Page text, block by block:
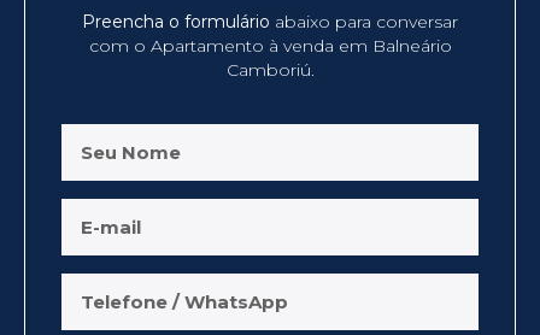
Preencha o formulário abaixo para conversar
com o Apartamento à venda em Balneário
Camboriú.